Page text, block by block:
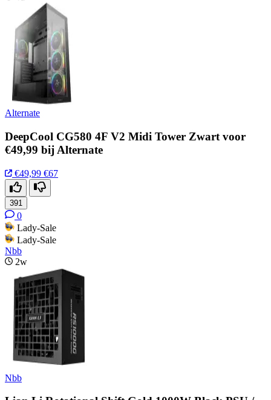
Alternate
DeepCool CG580 4F V2 Midi Tower Zwart voor
€49,99 bij Alternate
€49,99 €67
391
0
Lady-Sale
Lady-Sale
Nbb
2w
Nbb